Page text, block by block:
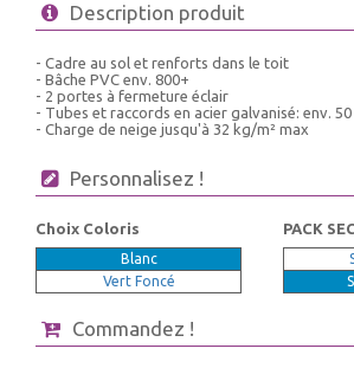
Description produit
- Cadre au sol et renforts dans le toit
- Bâche PVC env. 800+
- 2 portes à fermeture éclair
- Tubes et raccords en acier galvanisé: env.
- Charge de neige jusqu'à 32 kg/m² max
Personnalisez !
Choix Coloris
Blanc
Vert Foncé
PACK
Commandez !